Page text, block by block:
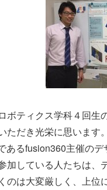
ボティクス学科４回
ただき光栄に思いま
あるfusion360主催の
加している人たちは
のは大変厳しく、上位